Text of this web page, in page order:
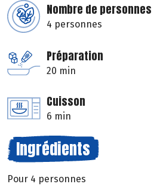
Nombre de personnes
4 personnes
Préparation
20 min
Cuisson
6 min
Ingrédients
Pour 4 personnes